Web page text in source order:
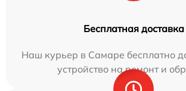
Бесплатная доставка
Наш курьер в Самаре бесплатно
устройство на ремонт и